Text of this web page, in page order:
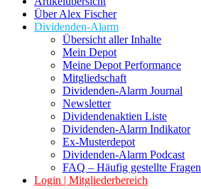
Über Alex Fischer
Dividenden-Alarm
Übersicht aller Inhalte
Mein Depot
Meine Depot Performance
Mitgliedschaft
Dividenden-Alarm Journal
Newsletter
Dividendenaktien Liste
Dividenden-Alarm Indikator
Ex-Musterdepot
Dividenden-Alarm Podcast
FAQ – Häufig gestellte Fragen
Login | Mitgliederbereich